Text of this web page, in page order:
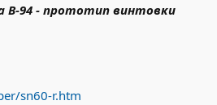
В-94 - прототип винтовки
sn60-r.htm